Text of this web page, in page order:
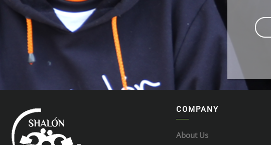
COMPANY
About Us